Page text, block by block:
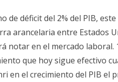
de déficit del 2% del PIB,
arancelaria entre Estados
notar en el mercado laboral.
que hoy sigue efectivo
en el crecimiento del PIB el